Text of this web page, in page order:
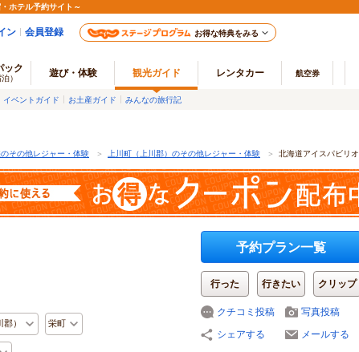
ホテル予約サイト～
ン 会員登録 お得な特典をみる
ック
） 遊び・体験 観光ガイド レンタカー 航空券
イベントガイド お土産ガイド みんなの旅行記
その他レジャー・体験 ＞ 上川町（上川郡）のその他レジャー・体験 ＞ 北海道アイスパビリ
） 栄町
予約プラン一覧
行った 行きたい クリップ
クチコミ投稿
写真投稿
シェアする
メールする